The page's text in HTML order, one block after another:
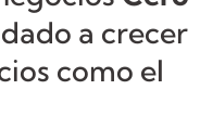
a crecer
como el